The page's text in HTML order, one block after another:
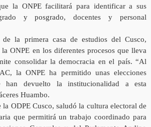
la ONPE facilitará para identificar a sus
y posgrado, docentes y personal
de la primera casa de estudios del Cusco,
ONPE en los diferentes procesos que lleva
consolidar la democracia en el país. “Al
la ONPE ha permitido unas elecciones
han devuelto la institucionalidad a esta
Huambo.
la ODPE Cusco, saludó la cultura electoral de
que permitirá un trabajo coordinado para